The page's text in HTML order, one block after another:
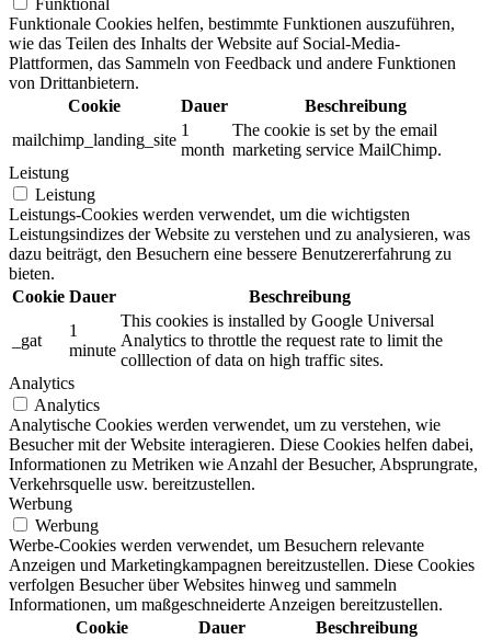
Funktionale Cookies helfen, bestimmte Funktionen auszuführen,
wie das Teilen des Inhalts der Website auf Social-Media-
Plattformen, das Sammeln von Feedback und andere Funktionen
von Drittanbietern.
Cookie
Dauer
Beschreibung
mailchimp_landing_site
1
month
The cookie is set by the email
marketing service MailChimp.
Leistung
Leistung
Leistungs-Cookies werden verwendet, um die wichtigsten
Leistungsindizes der Website zu verstehen und zu analysieren, was
dazu beiträgt, den Besuchern eine bessere Benutzererfahrung zu
bieten.
Cookie Dauer Beschreibung
_gat
1
minute
This cookies is installed by Google Universal
Analytics to throttle the request rate to limit the
colllection of data on high traffic sites.
Analytics
Analytics
Analytische Cookies werden verwendet, um zu verstehen, wie
Besucher mit der Website interagieren. Diese Cookies helfen dabei,
Informationen zu Metriken wie Anzahl der Besucher, Absprungrate,
Verkehrsquelle usw. bereitzustellen.
Werbung
Werbung
Werbe-Cookies werden verwendet, um Besuchern relevante
Anzeigen und Marketingkampagnen bereitzustellen. Diese Cookies
verfolgen Besucher über Websites hinweg und sammeln
Informationen, um maßgeschneiderte Anzeigen bereitzustellen.
Cookie
Dauer Beschreibung